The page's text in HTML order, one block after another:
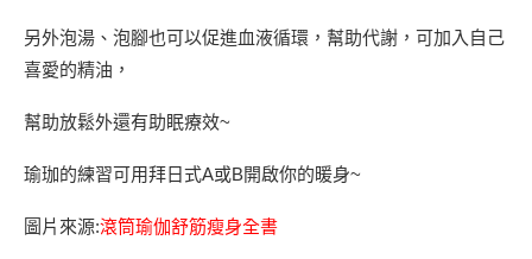
另外泡湯、泡腳也可以促進血液循環，幫助代謝，可加入自己
喜愛的精油，
幫助放鬆外還有助眠療效~
瑜珈的練習可用拜日式A或B開啟你的暖身~
圖片來源:滾筒瑜伽舒筋瘦身全書